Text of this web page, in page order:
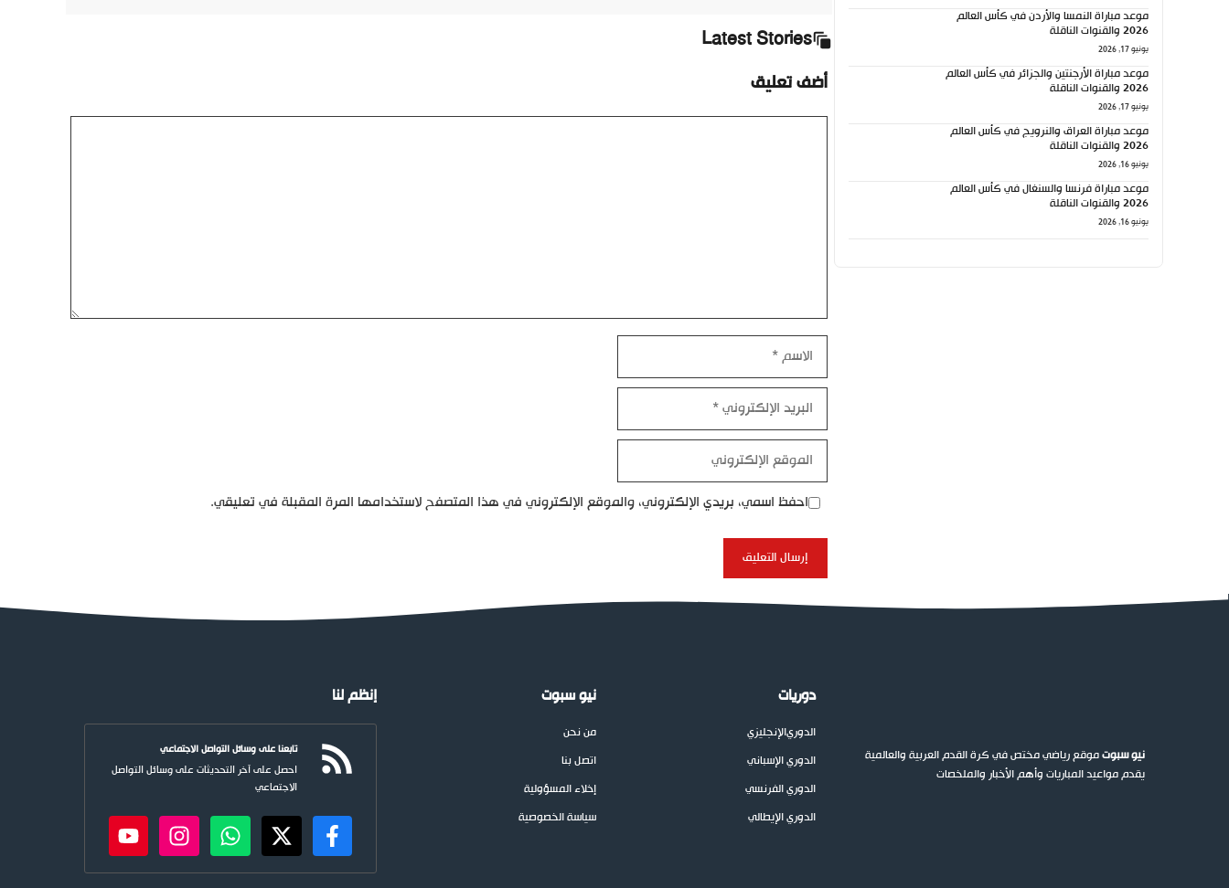
Latest Stories
أضف تعليق
الاسم
البريد
الإلكتروني
الموقع
الإلكتروني
احفظ اسمي، بريدي الإلكتروني، والموقع الإلكتروني في هذا المتصفح لاستخدامها المرة المقبلة في تعليقي.
موعد مباراة النمسا والأردن في كأس العالم
2026 والقنوات الناقلة
يونيو 17, 2026
موعد مباراة الأرجنتين والجزائر في كأس العالم
2026 والقنوات الناقلة
يونيو 17, 2026
موعد مباراة العراق والنرويج في كأس العالم
2026 والقنوات الناقلة
يونيو 16, 2026
موعد مباراة فرنسا والسنغال في كأس العالم
2026 والقنوات الناقلة
يونيو 16, 2026
نيو سبوتموقع رياضي مختص في كرة القدم العربية والعالمية
يقدم مواعيد المباريات وأهم الأخبار والملخصات
دوريات
الدوريالإنجليزي
الدوري الإسباني
الدوري الفرنسي
الدوري الإيطالي
نيو سبوت
من نحن
اتصل بنا
إخلاء المسؤولية
سياسة الخصوصية
إنظم لنا
تابعنا على وسائل التواصل الاجتماعي
احصل على آخر التحديثات على وسائل التواصل
الاجتماعي